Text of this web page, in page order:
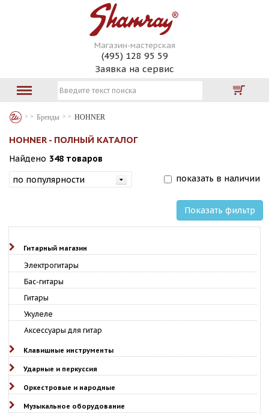
Магазин-мастерская
(495) 128 95 59
Заявка на сервис
Бренды HOHNER
HOHNER - ПОЛНЫЙ КАТАЛОГ
Найдено 348 товаров
показать в наличии
Показать фильтр
Гитарный магазин
Электрогитары
Бас-гитары
Гитары
Укулеле
Аксессуары для гитар
Клавишные инструменты
Ударные и перкуссия
Оркестровые и народные
Музыкальное оборудование